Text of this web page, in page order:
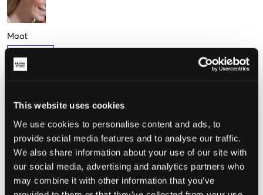
This website uses cookies
We use cookies to personalise content and ads, to
provide social media features and to analyse our traffic.
We also share information about your use of our site with
our social media, advertising and analytics partners who
may combine it with other information that you’ve
Maat
One size
De maat lijkt
Te klein Perfect Te groot